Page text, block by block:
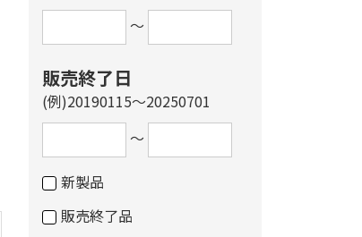
～
販売終了日
(例)20190115～20250701
～
新製品
販売終了品